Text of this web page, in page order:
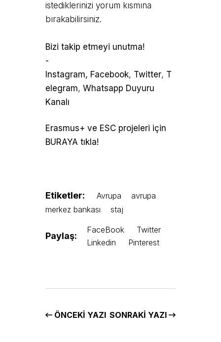
istediklerinizi yorum kısmına
bırakabilirsiniz.
Bizi takip etmeyi unutma!
-
Instagram, Facebook, Twitter, T
elegram, Whatsapp Duyuru
Kanal ı
Erasmus+ ve ESC projeleri için
BURAYA tıkla!
Etiketler: Avrupa
avrupa
merkez bankası
staj
Paylaş:
FaceBook
Twitter
Linkedin
Pinterest
ÖNCEKI YAZI SONRAKI YAZI